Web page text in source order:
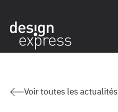
Voir toutes les actualités